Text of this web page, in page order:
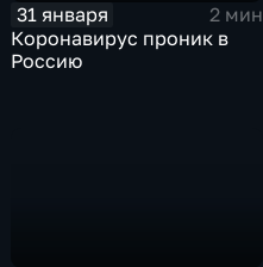
31 января
2 мин
Коронавирус проник в
Россию